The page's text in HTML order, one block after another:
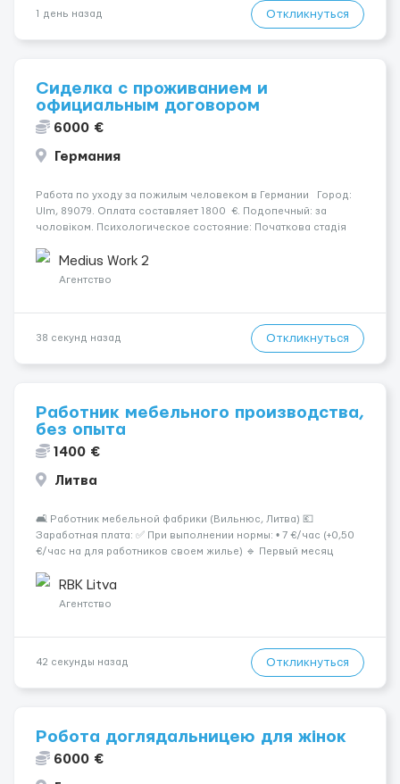
1 день назад Откликнуться
Сиделка с проживанием и
официальным договором
6000 €
Германия
Работа по уходу за пожилым человеком в Германии Город:
Ulm, 89079. Оплата составляет 1800 €. Подопечный: за
чоловіком. Психологическое состояние: Початкова стадія
(ролатор, палиця). Ночной уход: Іноді прокидається, н...
Medius Work 2
Агентство
38 секунд назад Откликнуться
Работник мебельного производства,
без опыта
1400 €
Литва
🛋 Работник мебельной фабрики (Вильнюс, Литва) 💶
Заработная плата: ✅ При выполнении нормы: • 7 €/час (+0,50
€/час на для работников своем жилье) 🔹 Первый месяц
работы: Вильнюс 📦 Обязанности: Работа на современн...
RBK Litva
Агентство
42 секунды назад Откликнуться
Робота доглядальницею для жінок
6000 €